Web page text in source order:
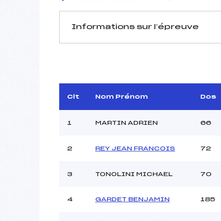
Informations sur l’épreuve
Arbitre :
Assistant :
MANCHE 1
Heure de départ :
Ouvreurs A :
Clt Nom Prénom Dos
1 MARTIN ADRIEN 66
2 REY JEAN FRANCOIS 72
3 TONOLINI MICHAEL 70
4 GARDET BENJAMIN 185